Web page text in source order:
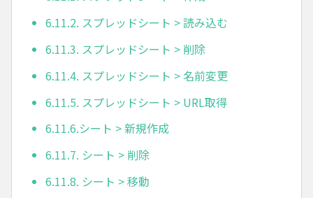
6.11.2. スプレッドシート > 読み込む
6.11.3. スプレッドシート > 削除
6.11.4. スプレッドシート > 名前変更
6.11.5. スプレッドシート > URL取得
6.11.6.シート > 新規作成
6.11.7. シート > 削除
6.11.8. シート > 移動